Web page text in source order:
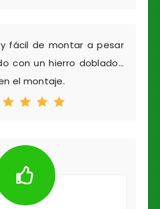
fácil de montar a pesar
con un hierro doblado…
el montaje.